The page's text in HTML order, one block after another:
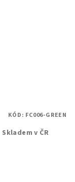
Skladem v ČR
KÓD: FC006-GREEN